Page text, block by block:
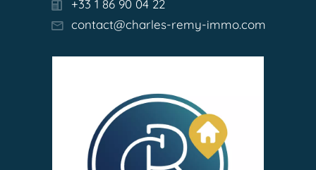
+33 1 86 90 04 22
contact@charles-remy-immo.com